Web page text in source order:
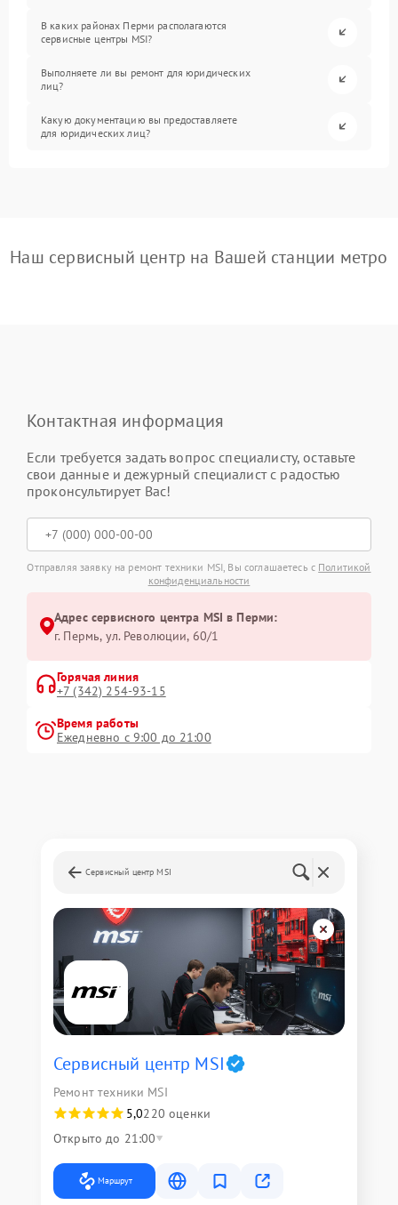
В каких районах Перми располагаются
сервисные центры MSI?
Выполняете ли вы ремонт для юридических
лиц?
Какую документацию вы предоставляете
для юридических лиц?
Наш сервисный центр на Вашей станции метро
Контактная информация
Если требуется задать вопрос специалисту, оставьте
свои данные и дежурный специалист с радостью
проконсультирует Вас!
Отправляя заявку на ремонт техники MSI, Вы соглашаетесь с Политикой
конфиденциальности
Адрес сервисного центра MSI в Перми:
г. Пермь, ул. ​Революции, 60/1
Горячая линия
+7 (342) 254-93-15
Время работы
Ежедневно с 9:00 до 21:00
Сервисный центр MSI
Сервисный центр MSI
Ремонт техники MSI
5,0220 оценки
Открыто до 21:00
Маршрут